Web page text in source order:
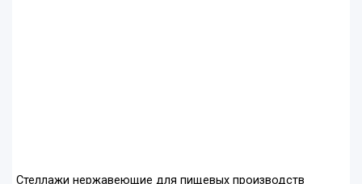
Стеллажи нержавеющие для пищевых производств